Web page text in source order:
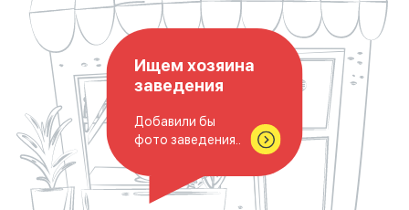
Ищем хозяина
заведения
Добавили бы
фото заведения..